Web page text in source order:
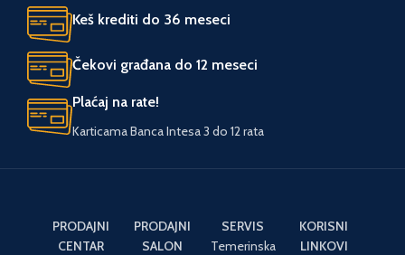
Keš krediti do 36 meseci
Čekovi građana do 12 meseci
Plaćaj na rate!
Karticama Banca Intesa 3 do 12 rata
PRODAJNI
CENTAR
PRODAJNI
SALON
SERVIS
Temerinska
KORISNI
LINKOVI